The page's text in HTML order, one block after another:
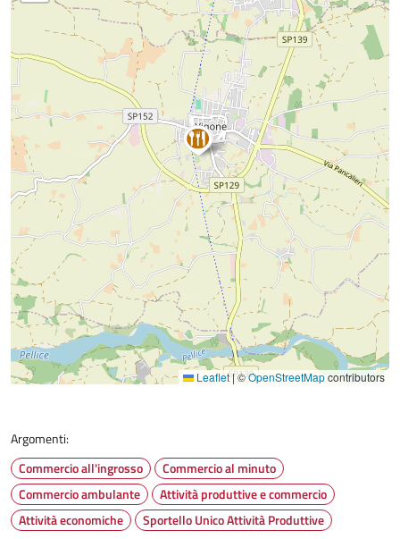
Leaflet|©OpenStreetMapcontributors
Argomenti:
Commercio all'ingrosso
Commercio al minuto
Commercio ambulante
Attività produttive e commercio
Attività economiche
Sportello Unico Attività Produttive